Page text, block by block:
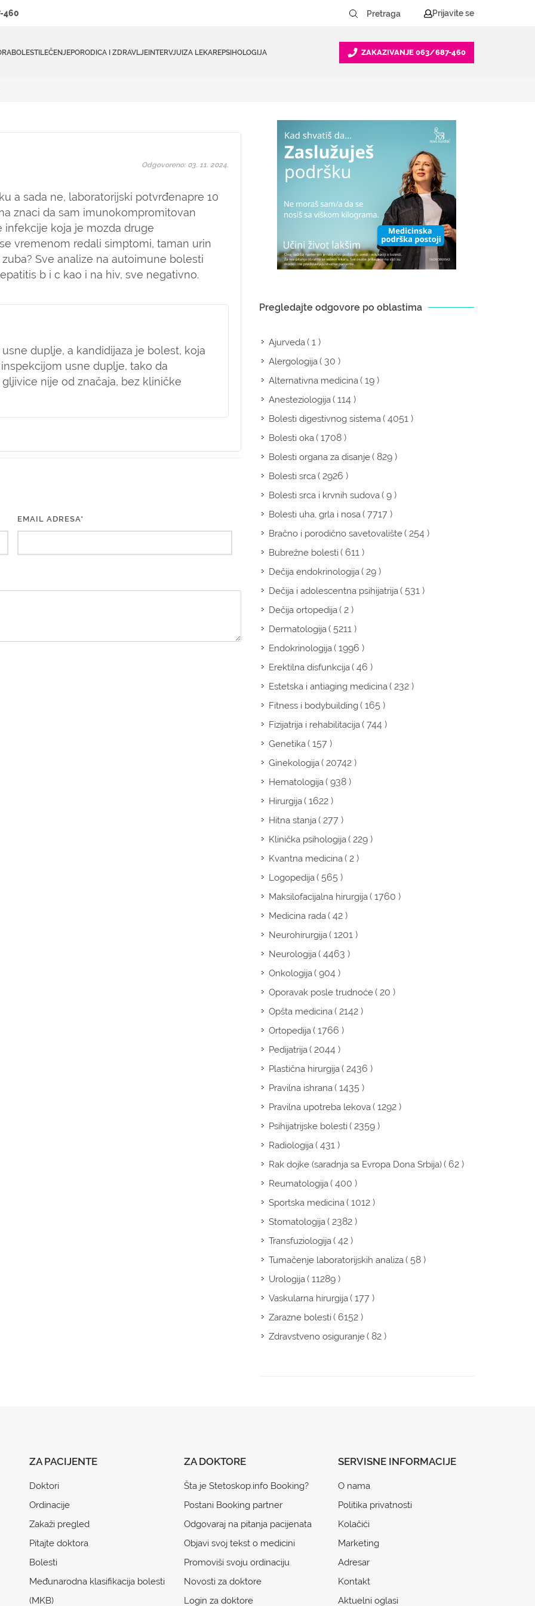
460 Prijavite se
BOLESTILEČENJEPORODICA I ZDRAVLJEINTERVJUIZA LEKAREPSIHOLOGIJA ZAKAZIVANJE 063/687-460
a sada ne, laboratorijski potvrđenapre 10
znaci da sam imunokompromitovan
koja je mozda druge
vremenom redali simptomi, taman urin
Sve analize na autoimune bolesti
b i c kao i na hiv, sve negativno.
Odgovoreno: 03. 11. 2024.
duplje, a kandidijaza je bolest, koja
usne duplje, tako da
nije od značaja, bez kliničke
EMAIL ADRESA*
Pregledajte odgovore po oblastima
Ajurveda( 1 )
Alergologija( 30 )
Alternativna medicina( 19 )
Anesteziologija( 114 )
Bolesti digestivnog sistema( 4051 )
Bolesti oka( 1708 )
Bolesti organa za disanje( 829 )
Bolesti srca( 2926 )
Bolesti srca i krvnih sudova( 9 )
Bolesti uha, grla i nosa( 7717 )
Bračno i porodično savetovalište( 254 )
Bubrežne bolesti( 611 )
Dečija endokrinologija( 29 )
Dečija i adolescentna psihijatrija( 531 )
Dečija ortopedija( 2 )
Dermatologija( 5211 )
Endokrinologija( 1996 )
Erektilna disfunkcija( 46 )
Estetska i antiaging medicina( 232 )
Fitness i bodybuilding( 165 )
Fizijatrija i rehabilitacija( 744 )
Genetika( 157 )
Ginekologija( 20742 )
Hematologija( 938 )
Hirurgija( 1622 )
Hitna stanja( 277 )
Klinička psihologija( 229 )
Kvantna medicina( 2 )
Logopedija( 565 )
Maksilofacijalna hirurgija( 1760 )
Medicina rada( 42 )
Neurohirurgija( 1201 )
Neurologija( 4463 )
Onkologija( 904 )
Oporavak posle trudnoće( 20 )
Opšta medicina( 2142 )
Ortopedija( 1766 )
Pedijatrija( 2044 )
Plastična hirurgija( 2436 )
Pravilna ishrana( 1435 )
Pravilna upotreba lekova( 1292 )
Psihijatrijske bolesti( 2359 )
Radiologija( 431 )
Rak dojke (saradnja sa Evropa Dona Srbija)( 62 )
Reumatologija( 400 )
Sportska medicina( 1012 )
Stomatologija( 2382 )
Transfuziologija( 42 )
Tumačenje laboratorijskih analiza( 58 )
Urologija( 11289 )
Vaskularna hirurgija( 177 )
Zarazne bolesti( 6152 )
Zdravstveno osiguranje( 82 )
ZA PACIJENTE
Doktori
Ordinacije
Zakaži pregled
Pitajte doktora
Bolesti
Međunarodna klasifikacija bolesti
(MKB)
ZA DOKTORE
Šta je Stetoskop.info Booking?
Postani Booking partner
Odgovaraj na pitanja pacijenata
Objavi svoj tekst o medicini
Promoviši svoju ordinaciju
Novosti za doktore
Login za doktore
SERVISNE INFORMACIJE
O nama
Politika privatnosti
Kolačići
Marketing
Adresar
Kontakt
Aktuelni oglasi